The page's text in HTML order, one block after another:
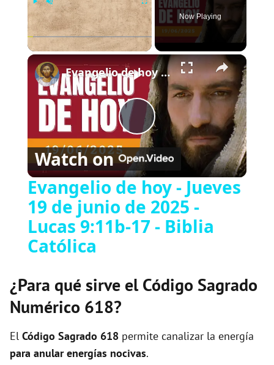
Fullscreen
Now Playing
×
P
l
a
V
d
Evangelio de hoy - Jueves 19 de junio de 2025 - Lucas 9:11b-17 - Biblia Católica
Watch on
Evangelio de hoy - Jueves
19 de junio de 2025 -
Lucas 9:11b-17 - Biblia
Católica
¿Para qué sirve el Código Sagrado
Numérico 618?
El Código Sagrado 618 permite canalizar la energía
para anular energías nocivas.